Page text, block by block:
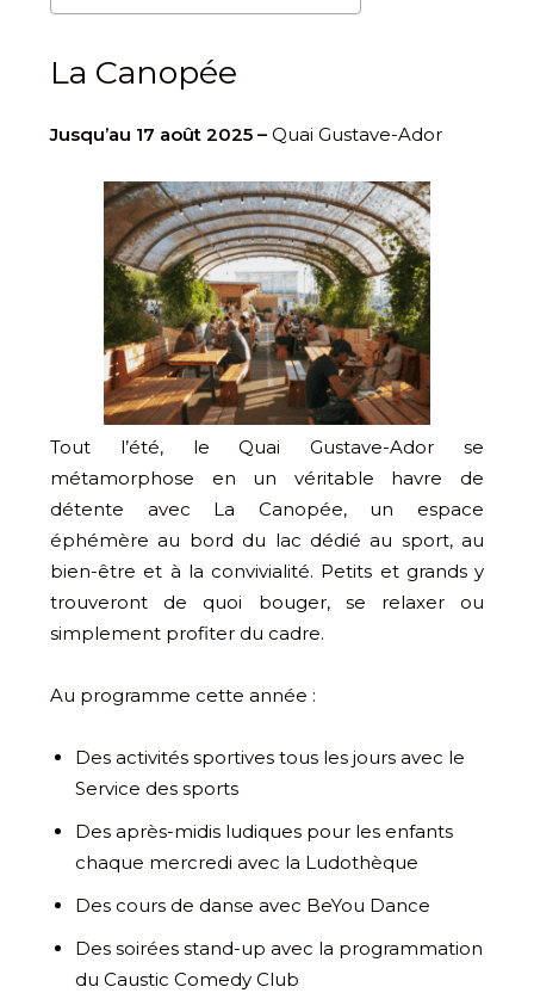
La Canopée
Jusqu’au 17 août 2025 – Quai Gustave-Ador
Tout l’été, le Quai Gustave-Ador se
métamorphose en un véritable havre de
détente avec La Canopée, un espace
éphémère au bord du lac dédié au sport, au
bien-être et à la convivialité. Petits et grands y
trouveront de quoi bouger, se relaxer ou
simplement profiter du cadre.
Au programme cette année :
Des activités sportives tous les jours avec le
Service des sports
Des après-midis ludiques pour les enfants
chaque mercredi avec la Ludothèque
Des cours de danse avec BeYou Dance
Des soirées stand-up avec la programmation
du Caustic Comedy Club